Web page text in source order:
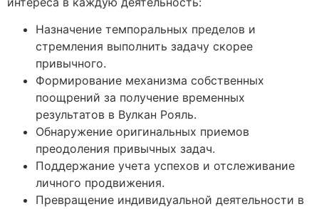
Назначение темпоральных пределов и
стремления выполнить задачу скорее
привычного.
Формирование механизма собственных
поощрений за получение временных
результатов в Вулкан Рояль.
Обнаружение оригинальных приемов
преодоления привычных задач.
Поддержание учета успехов и отслеживание
личного продвижения.
Превращение индивидуальной деятельности в